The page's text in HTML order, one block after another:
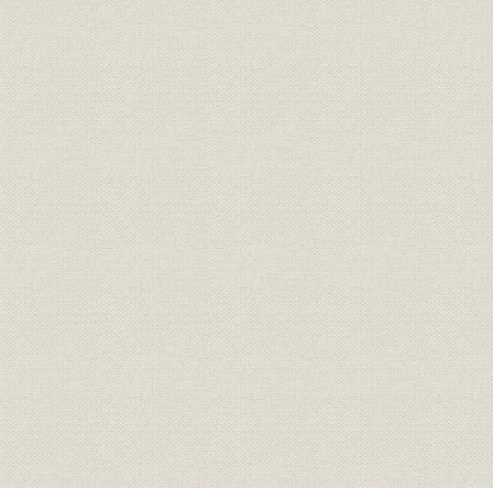
技術
21世紀への架け橋 1990●平成2
年→平成9年●1997
平成2年
年)
設備;催し
21世紀への架け橋 1990●平成2
年→平成9年●1997
平成9年